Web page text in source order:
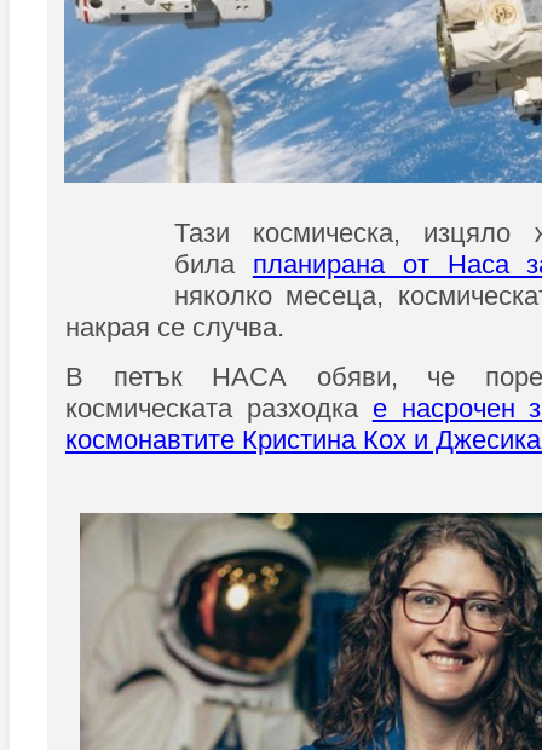
Тази космическа, изцяло
била планирана от Наса
няколко месеца,
накрая се случва.
В петък НАСА обяви, че
космическата разходка е насрочен
космонавтите Кристина Кох и